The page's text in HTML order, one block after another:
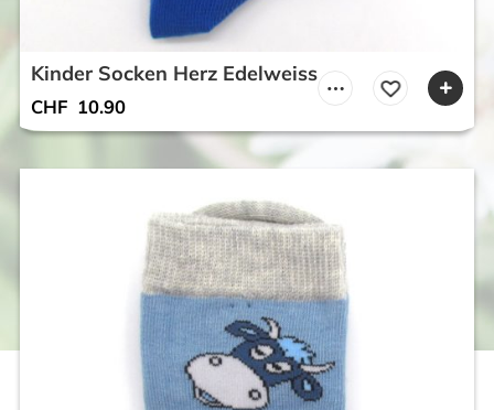
Kinder Socken Herz Edelweiss
CHF 10.90